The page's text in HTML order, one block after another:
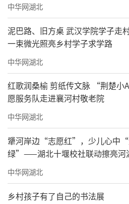
中华网湖北
泥巴路、旧方桌 武汉学院学子走村
一束微光照亮乡村学子求学路
中华网湖北
红歌润桑榆 剪纸传文脉 “荆楚
愿服务队走进襄河村敬老院
中华网湖北
犟河岸边“志愿红”，少儿心中
绿”——湖北十堰校社联动擦亮河
中华网湖北
乡村孩子有了自己的书法展